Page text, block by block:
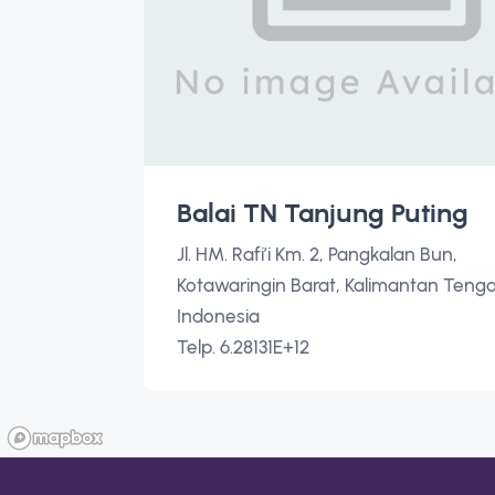
Balai TN Tanjung Puting
Jl. HM. Rafi’i Km. 2, Pangkalan Bun,
Kotawaringin Barat, Kalimantan
Indonesia
Telp. 6.28131E+12